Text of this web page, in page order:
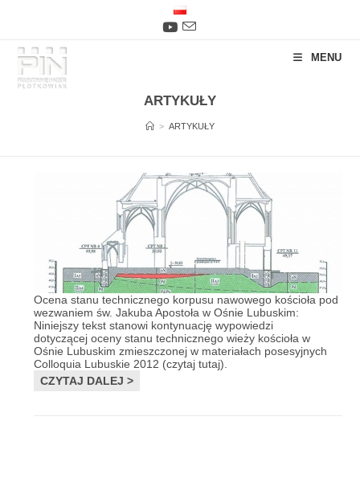
MENU
ARTYKUŁY
> ARTYKUŁY
STAN KOŚCIOŁA ŚW. JAKUBA APOSTOŁA W
OŚNIE LUBUSKIM
Ocena stanu technicznego korpusu nawowego kościoła pod
wezwaniem św. Jakuba Apostoła w Ośnie Lubuskim:
Niniejszy tekst stanowi kontynuację wypowiedzi
dotyczącej oceny stanu technicznego wieży kościoła w
Ośnie Lubuskim zmieszczonej w materiałach posesyjnych
Colloquia Lubuskie 2012 (czytaj tutaj).
CZYTAJ DALEJ >